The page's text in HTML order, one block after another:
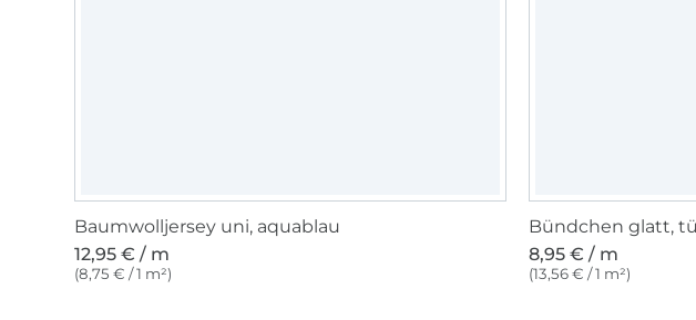
Baumwolljersey uni, aquablau
12,95 € / m
(8,75 € / 1 m²)
Bündchen glatt,
8,95 € / m
(13,56 € / 1 m²)